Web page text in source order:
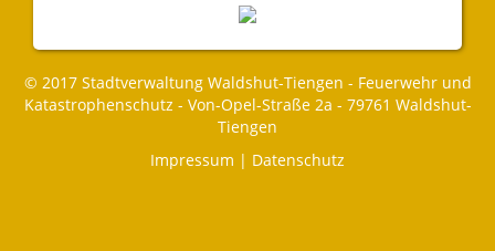
© 2017 Stadtverwaltung Waldshut-Tiengen - Feuerwehr und
Katastrophenschutz - Von-Opel-Straße 2a - 79761 Waldshut-
Tiengen
Impressum | Datenschutz